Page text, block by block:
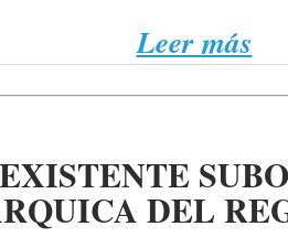
Leer más
DEL